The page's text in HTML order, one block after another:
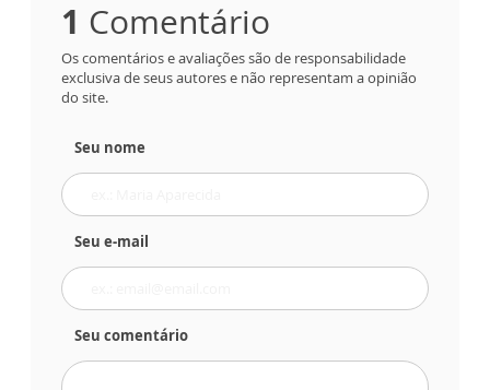
1 Comentário
Os comentários e avaliações são de responsabilidade
exclusiva de seus autores e não representam a opinião
do site.
Seu nome
Seu e-mail
Seu comentário